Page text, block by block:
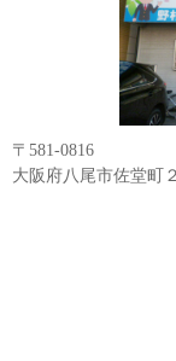
〒581-0816
大阪府八尾市佐堂町